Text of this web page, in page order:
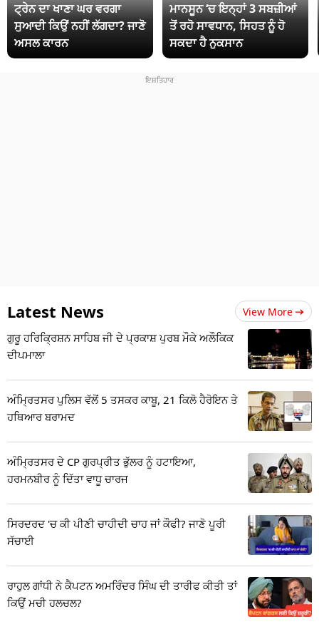
ਟ੍ਰੇਨ ਦਾ ਖਾਣਾ ਘਰ ਵਰਗਾ
ਸੁਆਦੀ ਕਿਉਂ ਨਹੀਂ ਲੱਗਦਾ? ਜਾਣੋ
ਅਸਲ ਕਾਰਨ
ਮਾਨਸੂਨ ‘ਚ ਇਨ੍ਹਾਂ 3 ਸਬਜ਼ੀਆਂ
ਤੋਂ ਰਹੋ ਸਾਵਧਾਨ, ਸਿਹਤ ਨੂੰ ਹੋ
ਸਕਦਾ ਹੈ ਨੁਕਸਾਨ
Latest News View More
ਗੁਰੂ ਹਰਿਕ੍ਰਿਸ਼ਨ ਸਾਹਿਬ ਜੀ ਦੇ ਪ੍ਰਕਾਸ਼ ਪੁਰਬ ਮੌਕੇ ਅਲੌਕਿਕ
ਦੀਪਮਾਲਾ
ਅੰਮ੍ਰਿਤਸਰ ਪੁਲਿਸ ਵੱਲੋਂ 5 ਤਸਕਰ ਕਾਬੂ, 21 ਕਿਲੋ ਹੈਰੋਇਨ ਤੇ
ਹਥਿਆਰ ਬਰਾਮਦ
ਅੰਮ੍ਰਿਤਸਰ ਦੇ CP ਗੁਰਪ੍ਰੀਤ ਭੁੱਲਰ ਨੂੰ ਹਟਾਇਆ,
ਹਰਮਨਬੀਰ ਨੂੰ ਦਿੱਤਾ ਵਾਧੂ ਚਾਰਜ
ਸਿਰਦਰਦ 'ਚ ਕੀ ਪੀਣੀ ਚਾਹੀਦੀ ਚਾਹ ਜਾਂ ਕੌਫੀ? ਜਾਣੋ ਪੂਰੀ
ਸੱਚਾਈ
ਰਾਹੁਲ ਗਾਂਧੀ ਨੇ ਕੈਪਟਨ ਅਮਰਿੰਦਰ ਸਿੰਘ ਦੀ ਤਾਰੀਫ ਕੀਤੀ ਤਾਂ
ਕਿਉਂ ਮਚੀ ਹਲਚਲ?